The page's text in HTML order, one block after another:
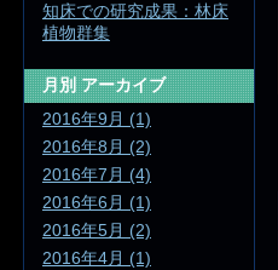
知床での研究成果：林床
植物群集
月別アーカイブ
2016年9月 (1)
2016年8月 (2)
2016年7月 (4)
2016年6月 (1)
2016年5月 (2)
2016年4月 (1)